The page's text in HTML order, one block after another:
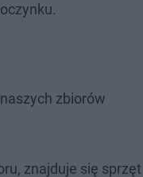
zbiorów
znajduje się sprzęt